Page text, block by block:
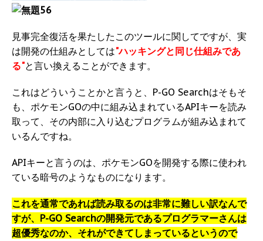
見事完全復活を果たしたこのツールに関してですが、実
は開発の仕組みとしては"ハッキングと同じ仕組みであ
る"と言い換えることができます。
これはどういうことかと言うと、P-GO Searchはそもそ
も、ポケモンGOの中に組み込まれているAPIキーを読み
取って、その内部に入り込むプログラムが組み込まれて
いるんですね。
APIキーと言うのは、ポケモンGOを開発する際に使われ
ている暗号のようなものになります。
これを通常であれば読み取るのは非常に難しい訳なんで
すが、P-GO Searchの開発元であるプログラマーさんは
超優秀なのか、それができてしまっているというので